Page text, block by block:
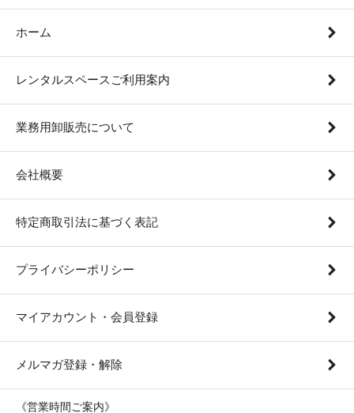
ホーム
レンタルスペースご利用案内
業務用卸販売について
会社概要
特定商取引法に基づく表記
プライバシーポリシー
マイアカウント・会員登録
メルマガ登録・解除
《営業時間ご案内》